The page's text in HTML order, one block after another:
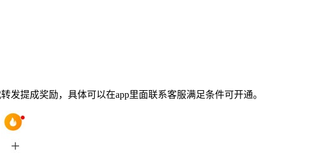
发提成奖励，具体可以在app里面联系客服满足条件可开通。